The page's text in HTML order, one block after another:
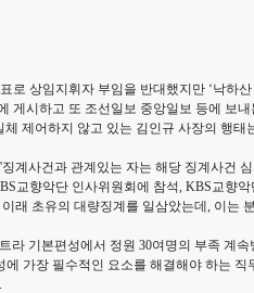
로 상임지휘자 부임을 반대했지만 ‘낙하
게시하고 또 조선일보 중앙일보 등에 보
제어하지 않고 있는 김인규 사장의 행
계사건과 관계있는 자는 해당 징계사건
교향악단 인사위원회에 참석, KBS교향
래 초유의 대량징계를 일삼았는데, 이는
라 기본편성에서 정원 30여명의 부족 계
가장 필수적인 요소를 해결해야 하는